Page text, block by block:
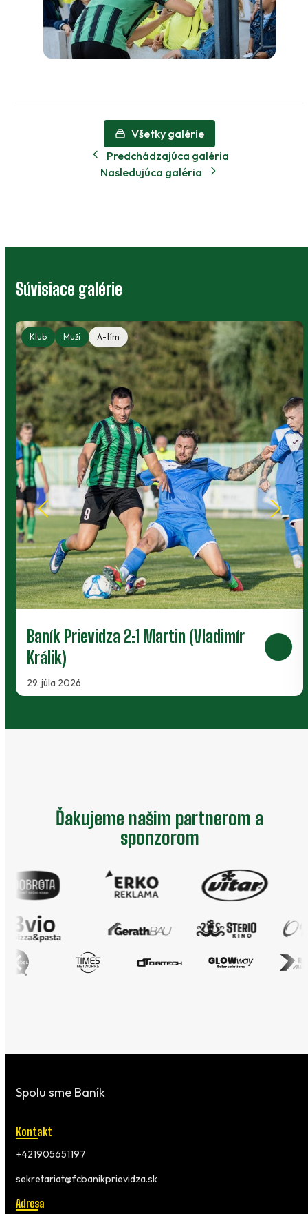
Predchádzajúca galéria
Všetky galérie
Nasledujúca galéria
Súvisiace galérie
Klub Muži A-tím
Inter Bratislava 4:0 Baník Prievidza
(Mária Šišková)
13. júla 2026
Ďakujeme našim partnerom a
sponzorom
Spolu sme Baník
Kontakt
+421905651197
sekretariat@fcbanikprievidza.sk
Adresa